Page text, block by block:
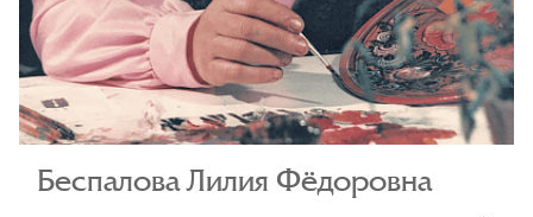
Беспалова Лилия Фёдоровна